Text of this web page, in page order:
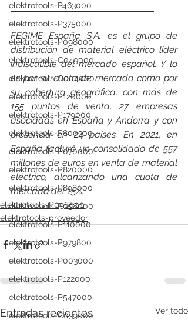
elektrotools-P463000
elektrotools-P375000
elektrotools-P098000
elektrotools-C049000
elektrotools-C004000
elektrotools-P120000
elektrotools-P179000
elektrotools-P800300
elektrotools-P070000
elektrotools-P820000
elektrotools-P898000
elektrotools-P058000
elektrotools-P110000
elektrotools-P979800
elektrotools-P003000
elektrotools-P122000
elektrotools-P547000
elektrotools-C039000
______________________________
FEGIME España S.A. es el grupo de
distribución de material eléctrico líder
indiscutible del mercado español. Y lo
es por su cuota de mercado como por
su cobertura geográfica, con más de
155 puntos de venta, 27 empresas
asociadas en España y Andorra y con
presencia en 24 países. En 2021, en
España facturó un consolidado de 557
millones de euros en venta de material
eléctrico, alcanzando una cuota de
mercado del 15%.
elektrotools-P096000
elektrotools-proveedor
Entradas recientes Ver todo